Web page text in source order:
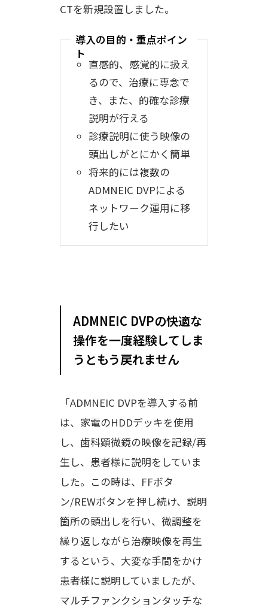
CTを新規設置しました。
導入の目的・重点ポイン
ト
直感的、感覚的に扱え
るので、治療に専念で
き、また、的確な診療
説明が行える
診療説明に使う映像の
頭出しがとにかく簡単
将来的には複数の
ADMNEIC DVPによる
ネットワーク運用に移
行したい
ADMNEIC DVPの快適な
操作を一度経験してしま
うともう戻れません
「ADMNEIC DVPを導入する前
は、家電のHDDデッキを使用
し、歯科顕微鏡の映像を記録/再
生し、患者様に説明をしていま
した。この時は、FFボタ
ン/REWボタンを押し続け、説明
箇所の頭出しを行い、微調整を
繰り返しながら治療映像を再生
するという、大変な手間をかけ
患者様に説明していましたが、
マルチファンクションタッチな